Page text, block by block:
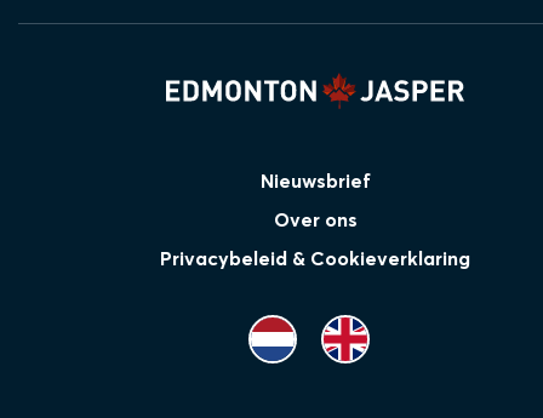
Nieuwsbrief
Over ons
Privacybeleid & Cookieverklaring